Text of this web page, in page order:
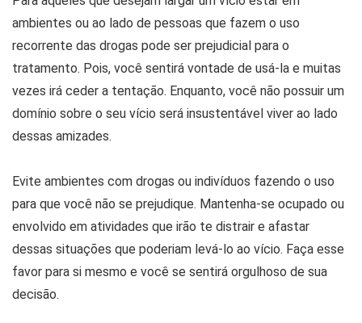
ambientes ou ao lado de pessoas que fazem o uso
recorrente das drogas pode ser prejudicial para o
tratamento. Pois, você sentirá vontade de usá-la e muitas
vezes irá ceder a tentação. Enquanto, você não possuir um
domínio sobre o seu vício será insustentável viver ao lado
dessas amizades.
Evite ambientes com drogas ou indivíduos fazendo o uso
para que você não se prejudique. Mantenha-se ocupado ou
envolvido em atividades que irão te distrair e afastar
dessas situações que poderiam levá-lo ao vício. Faça esse
favor para si mesmo e você se sentirá orgulhoso de sua
decisão.